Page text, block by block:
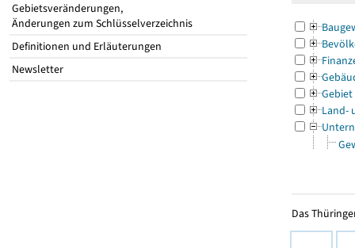
Gebietsveränderungen,
Änderungen zum Schlüsselverzeichnis
Definitionen und Erläuterungen
Newsletter
Gebiet
Land-
Das